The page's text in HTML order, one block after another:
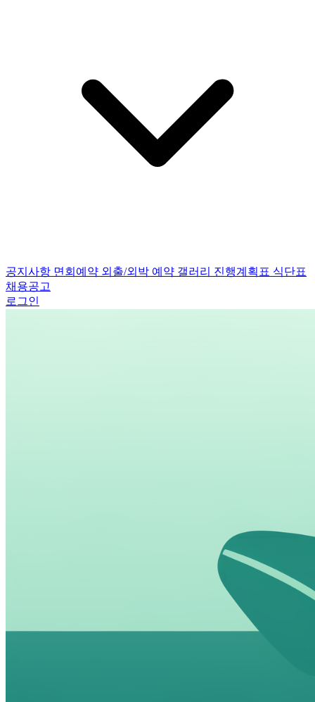
공지사항 면회예약 외출/외박 예약 갤러리 진행계획표 식단표
채용공고
로그인